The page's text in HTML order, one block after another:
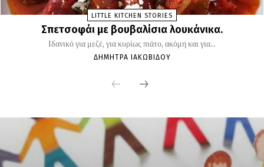
LITTLE KITCHEN STORIES
Σπετσοφάι με βουβαλίσια λουκάνικα.
Ιδανικό για μεζέ, για κυρίως πιάτο, ακόμη και για...
ΔΉΜΗΤΡΑ ΙΑΚΩΒΊΔΟΥ